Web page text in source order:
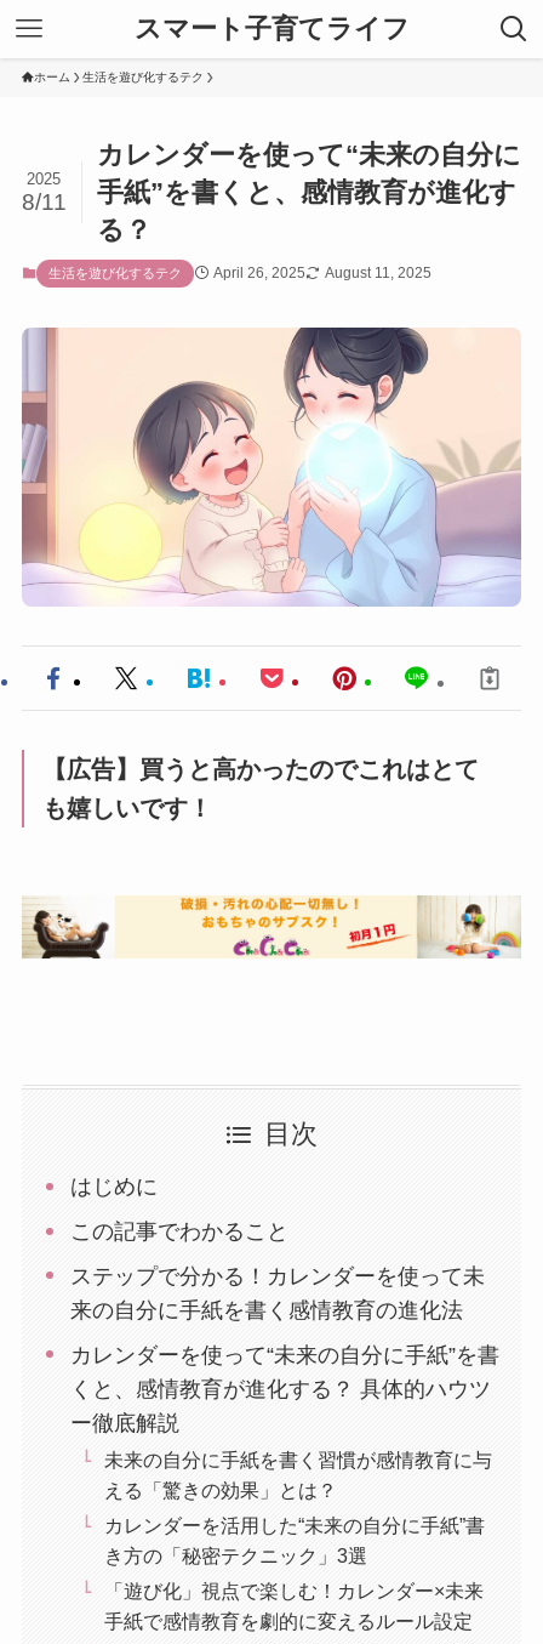
スマート子育てライフ
ホーム 生活を遊び化するテク
カレンダーを使って“未来の自分に
手紙”を書くと、感情教育が進化す
る？
2025
8/11
生活を遊び化するテク April 26, 2025 August 11, 2025
【広告】買うと高かったのでこれはとて
も嬉しいです！
目次
はじめに
この記事でわかること
ステップで分かる！カレンダーを使って未
来の自分に手紙を書く感情教育の進化法
カレンダーを使って“未来の自分に手紙”を書
くと、感情教育が進化する？ 具体的ハウツ
ー徹底解説
未来の自分に手紙を書く習慣が感情教育に与
える「驚きの効果」とは？
カレンダーを活用した“未来の自分に手紙”書
き方の「秘密テクニック」3選
「遊び化」視点で楽しむ！カレンダー×未来
手紙で感情教育を劇的に変えるルール設定